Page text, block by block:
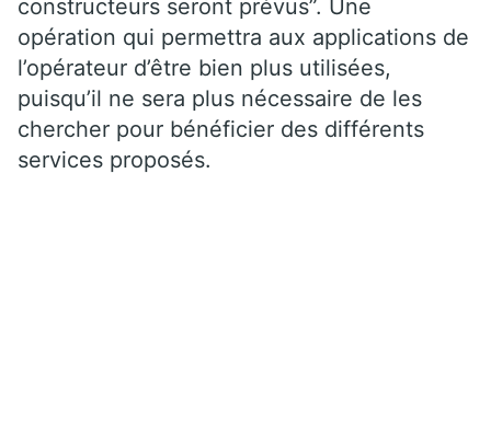
constructeurs seront prévus”. Une
opération qui permettra aux applications de
l’opérateur d’être bien plus utilisées,
puisqu’il ne sera plus nécessaire de les
chercher pour bénéficier des différents
services proposés.